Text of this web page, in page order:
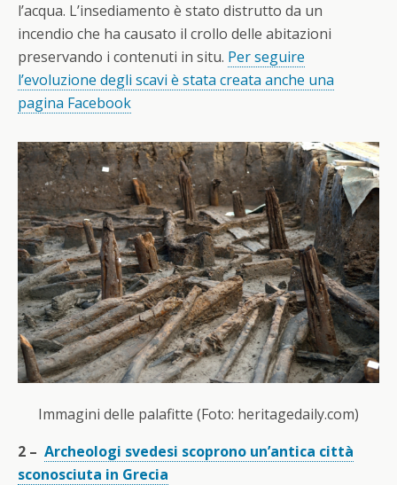
l’acqua. L’insediamento è stato distrutto da un
incendio che ha causato il crollo delle abitazioni
preservando i contenuti in situ. Per seguire
l’evoluzione degli scavi è stata creata anche una
pagina Facebook
Immagini delle palafitte (Foto: heritagedaily.com)
2 – Archeologi svedesi scoprono un’antica città
sconosciuta in Grecia